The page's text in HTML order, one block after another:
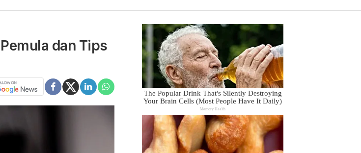
dan Tips